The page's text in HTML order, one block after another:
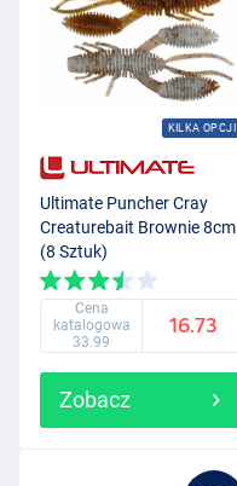
KILKA OPCJI
Ultimate Puncher Cray
Creaturebait Brownie 8cm
(8 Sztuk)
Cena
katalogowa
33.99
16.73
Zobacz